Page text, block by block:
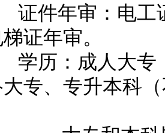
：电工证，
证年审。
人大专，专
专、专升本科